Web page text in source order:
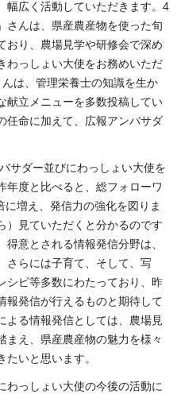
幅広く活動していただきます。4
さんは、県産農産物を使った旬
おり、農場見学や研修会で深め
わっしょい大使をお務めいただ
は、管理栄養士の知識を生か
献立メニューを多数投稿してい
任命に加えて、広報アンバサダ
サダー並びにわっしょい大使を
年度と比べると、総フォローワ
増え、発信力の強化を図りま
）見ていただくと分かるのです
意とされる情報発信分野は、
さらには子育て、そして、写
シピ等多数にわたっており、昨
報発信が行えるものと期待して
よる情報発信としては、農場見
まえ、県産農産物の魅力を様々
いと思います。
っしょい大使の今後の活動に